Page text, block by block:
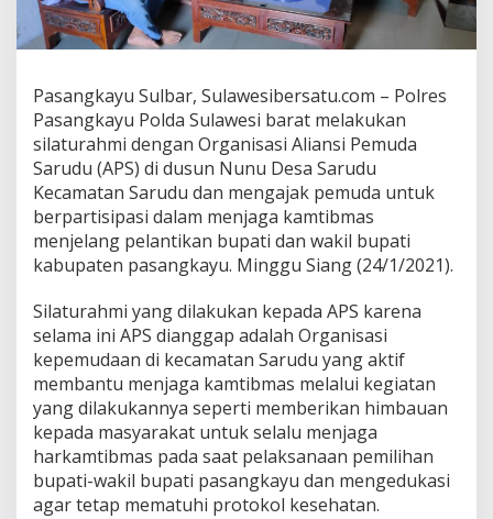
d
a
n
a
k
i
l
B
u
p
a
t
i
e
r
p
i
l
i
h
,
P
o
l
Pasangkayu Sulbar, Sulawesibersatu.com – Polres
Pasangkayu Polda Sulawesi barat melakukan
silaturahmi dengan Organisasi Aliansi Pemuda
Sarudu (APS) di dusun Nunu Desa Sarudu
Kecamatan Sarudu dan mengajak pemuda untuk
berpartisipasi dalam menjaga kamtibmas
menjelang pelantikan bupati dan wakil bupati
kabupaten pasangkayu. Minggu Siang (24/1/2021).
Silaturahmi yang dilakukan kepada APS karena
selama ini APS dianggap adalah Organisasi
kepemudaan di kecamatan Sarudu yang aktif
membantu menjaga kamtibmas melalui kegiatan
yang dilakukannya seperti memberikan himbauan
kepada masyarakat untuk selalu menjaga
harkamtibmas pada saat pelaksanaan pemilihan
bupati-wakil bupati pasangkayu dan mengedukasi
agar tetap mematuhi protokol kesehatan.